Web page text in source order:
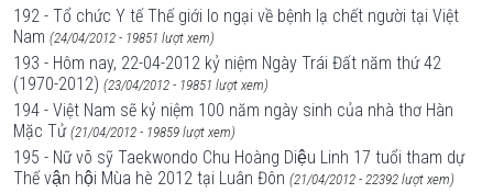
192 - Tổ chức Y tế Thế giới lo ngại về bệnh lạ chết người tại Việt
Nam (24/04/2012 - 19851 lượt xem)
193 - Hôm nay, 22-04-2012 kỷ niệm Ngày Trái Đất năm thứ 42
(1970-2012) (23/04/2012 - 19851 lượt xem)
194 - Việt Nam sẽ kỷ niệm 100 năm ngày sinh của nhà thơ Hàn
Mặc Tử (21/04/2012 - 19859 lượt xem)
195 - Nữ võ sỹ Taekwondo Chu Hoàng Diệu Linh 17 tuổi tham dự
Thế vận hội Mùa hè 2012 tại Luân Đôn (21/04/2012 - 22392 lượt xem)